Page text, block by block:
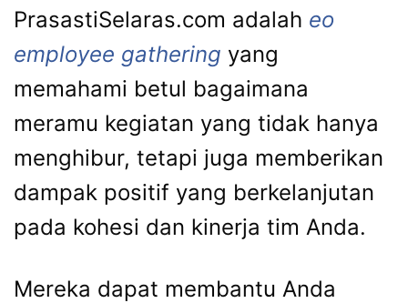
PrasastiSelaras.com adalah eo
employee gathering yang
memahami betul bagaimana
meramu kegiatan yang tidak hanya
menghibur, tetapi juga memberikan
dampak positif yang berkelanjutan
pada kohesi dan kinerja tim Anda.
Mereka dapat membantu Anda